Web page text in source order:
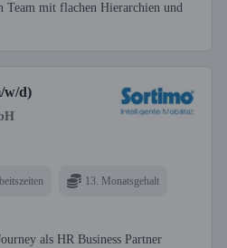
Team mit flachen Hierarchien und
w/d)
13. Monatsgehalt
als HR Business Partner